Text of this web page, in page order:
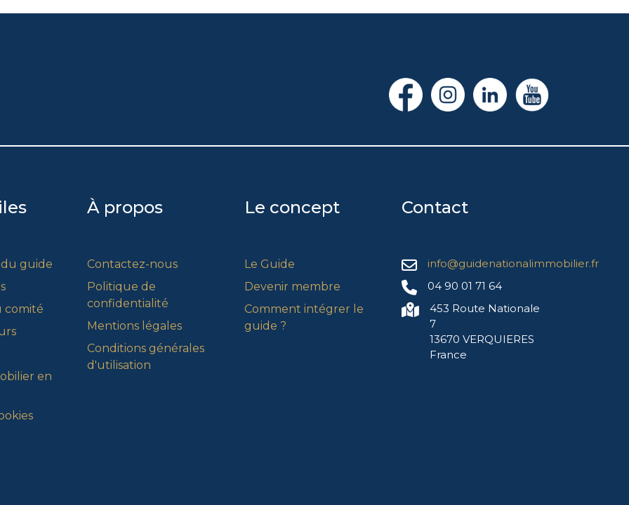
du guide
comité
en
À propos
Contactez-nous
Politique de
confidentialité
Mentions légales
Conditions générales
d'utilisation
Le concept
Le Guide
Devenir membre
Comment intégrer le
guide ?
Contact
info@guidenationalimmobilier.fr
04 90 01 71 64
453 Route Nationale
7
13670 VERQUIERES
France